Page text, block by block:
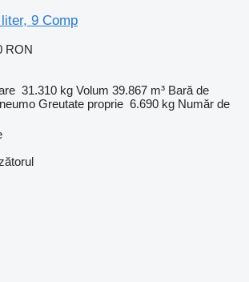
9 Comp
RON
31.310 kg Volum 39.867 m³ Bară de
Greutate proprie 6.690 kg Număr de